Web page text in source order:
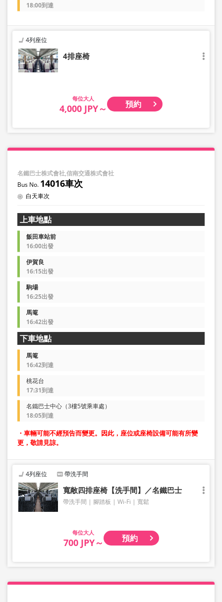
18:00到達
4列座位
4排座椅
大人
4,000 JPY～ 預約
名鐵巴士株式會社,信南交通株式會社
14016車次
白天車次
上車地點
飯田車站前
16:00出發
伊賀良
16:15出發
駒場
16:25出發
馬篭
16:42出發
下車地點
馬篭
16:42到達
桃花台
17:31到達
名鐵巴士中心（3樓5號乘車處）
18:05到達
・車輛可能不經預告而變更。因此，座位或座椅設備可能有所變
更，敬請見諒。
4列座位 帶洗手間
寬敞四排座椅【洗手間】／名鐵巴士
帶洗手間 腳踏板 Wi-Fi 寬鬆
大人
700 JPY～ 預約